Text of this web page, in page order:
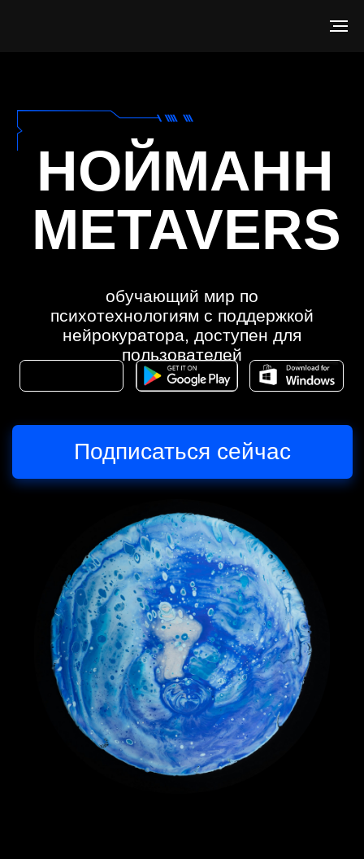
НОЙМАНН
METAVERS
Подписаться сейчас
обучающий мир по
психотехнологиям с поддержкой
нейрокуратора, доступен для
пользователей